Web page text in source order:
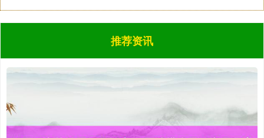
期指IC0 7877.80 +164.40 +2.13%
推荐资讯